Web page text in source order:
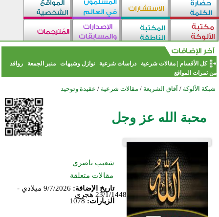
كل الأقسام |مقالات شرعية دراسات شرعية نوازل وشبهات منبر الجمعة
روافد
من ثمرات المواقع
شبكة الألوكة / آفاق الشريعة / مقالات شرعية / عقيدة وتوحيد
محبة الله عز وجل
شعيب ناصري
مقالات متعلقة
تاريخ الإضافة:
9/7/2026 ميلادي -
23/1/1448 هجري
الزيارات: 1078